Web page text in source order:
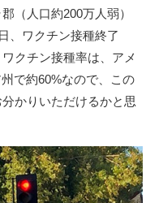
（人口約200万人弱）
、ワクチン接種終了
クチン接種率は、アメ
で約60%なので、この
かりいただけるかと思